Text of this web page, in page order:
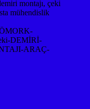
DEMİRİ-
ARAÇ-